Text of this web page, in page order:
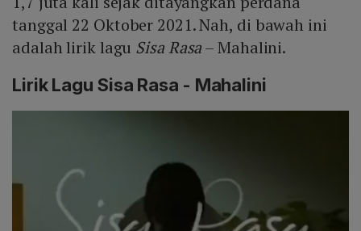
tanggal 22 Oktober 2021. Nah, di bawah ini
adalah lirik lagu Sisa Rasa– Mahalini.
Lirik Lagu Sisa Rasa - Mahalini